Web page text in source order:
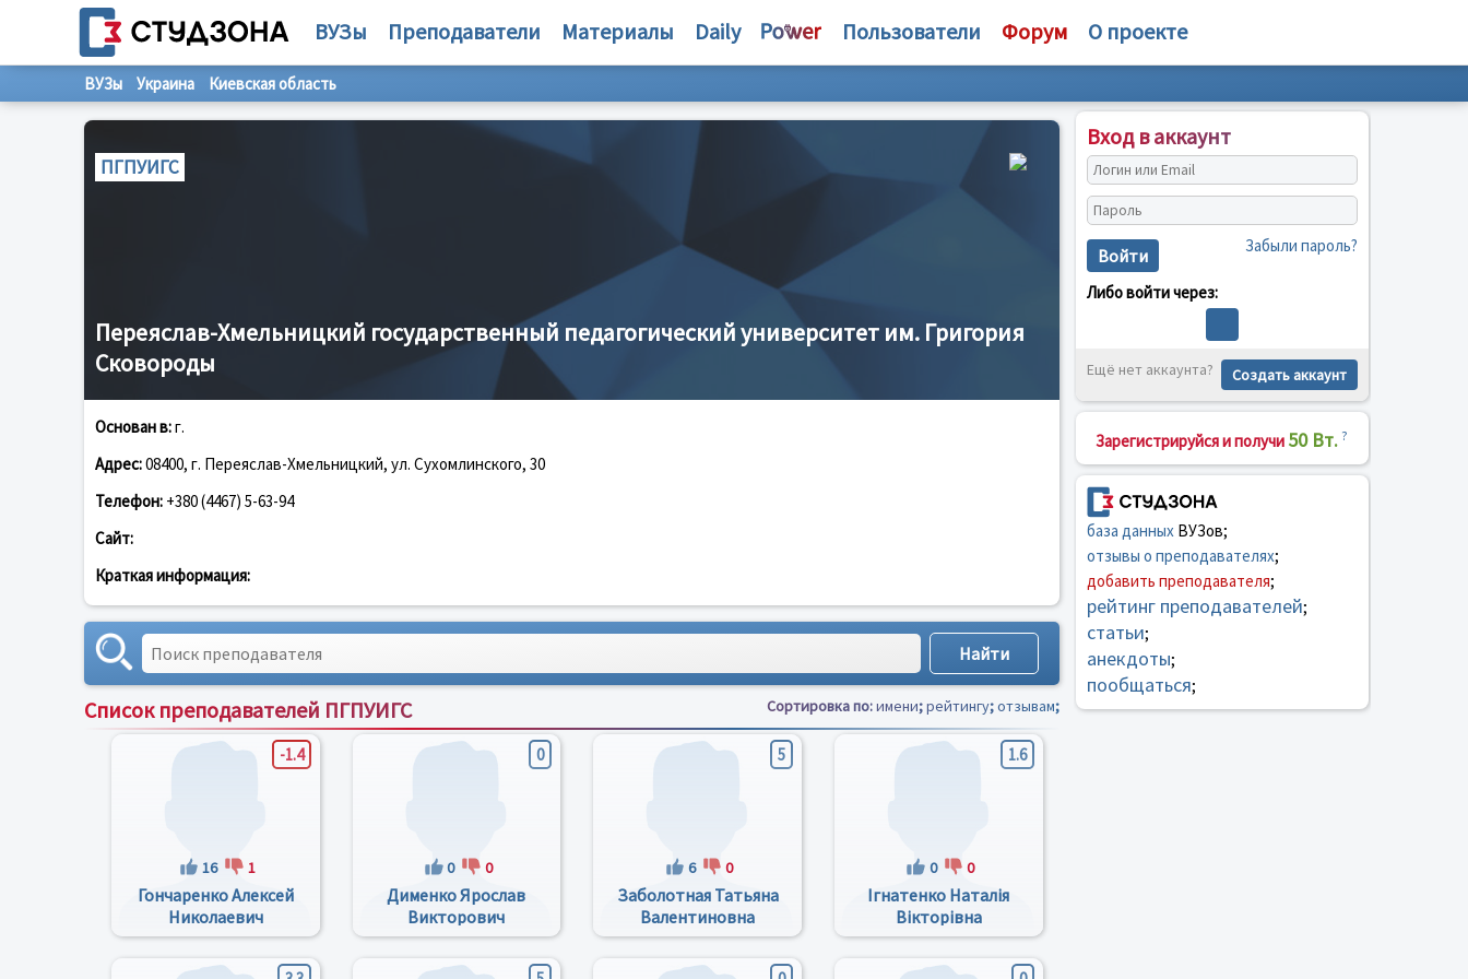
ВУЗы Преподаватели Материалы Daily Пользователи Форум О проекте
ВУЗы Украина Киевская область
ПГПУИГС
Переяслав-Хмельницкий государственный педагогический университет им. Григория
Сковороды
Основан в:г.
Адрес:08400, г. Переяслав-Хмельницкий, ул. Сухомлинского, 30
Телефон: +380 (4467) 5-63-94
Сайт:
Краткая информация:
Список преподавателей ПГПУИГС Сортировка по:имени;рейтингу;отзывам;
-1.4
16 1
Гончаренко Алексей
Николаевич
0
0 0
Дименко Ярослав
Викторович
5
6 0
Заболотная Татьяна
Валентиновна
1.6
0 0
Ігнатенко Наталія
Вікторівна
Вход в аккаунт
Войти Забыли пароль?
Либо войти через:
Ещё нет аккаунта? Создать аккаунт
Зарегистрируйся и получи 50 Вт. ?
база данныхВУЗов;
отзывы о преподавателях;
добавить преподавателя;
рейтинг преподавателей;
статьи;
анекдоты;
пообщаться;